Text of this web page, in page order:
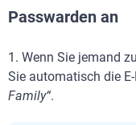
Passwarden an
1. Wenn Sie jemand
Sie automatisch die
Family“.